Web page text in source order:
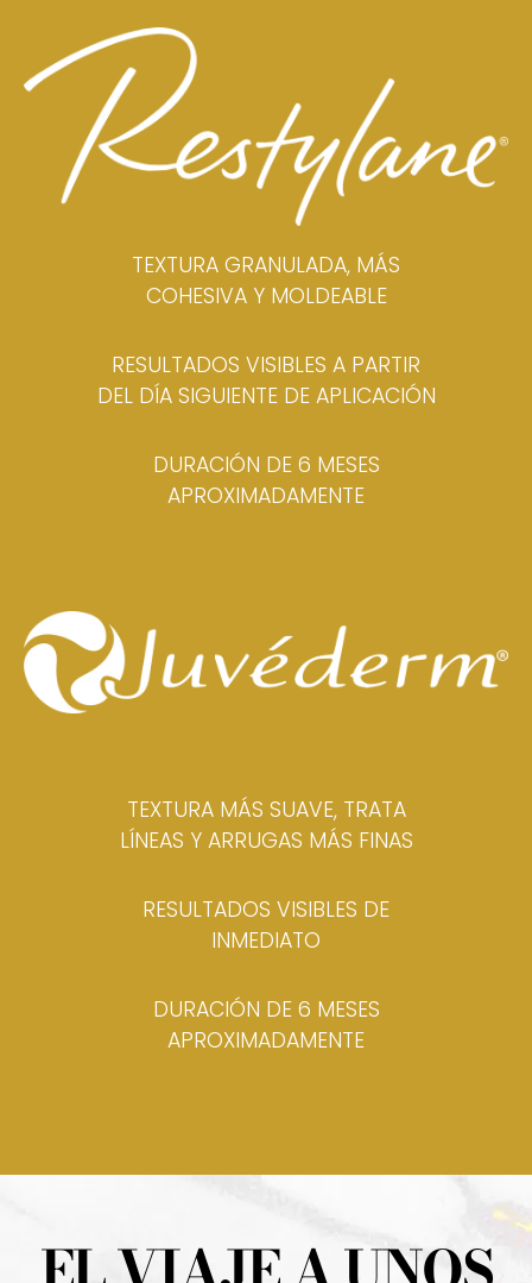
TEXTURA GRANULADA, MÁS
COHESIVA Y MOLDEABLE
RESULTADOS VISIBLES A PARTIR
DEL DÍA SIGUIENTE DE APLICACIÓN
DURACIÓN DE 6 MESES
APROXIMADAMENTE
TEXTURA MÁS SUAVE, TRATA
LÍNEAS Y ARRUGAS MÁS FINAS
RESULTADOS VISIBLES DE
INMEDIATO
DURACIÓN DE 6 MESES
APROXIMADAMENTE